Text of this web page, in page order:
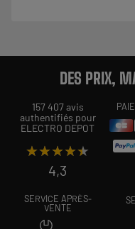
DES PRIX,
157 407 avis
authentifiés pour
ELECTRO DEPOT
★★★★★
★★★★★
4,3
SERVICE APRÈS-
VENTE